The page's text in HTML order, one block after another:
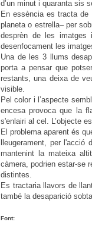
d’un minut i quaranta sis
En essència es tracta de
planeta o estrella– per
desprèn de les
desenfocament les
Una de les 3 llums
porta a pensar que
restants, una deixa de
visible.
Pel color i l’aspecte
encesa provoca que la
s'enlairi al cel. L’objecte
El problema aparent és
lleugerament, per
mantenint la mateixa
càmera, podrien estar-se
distintes.
Es tractaria llavors de
també la desaparició
Font: